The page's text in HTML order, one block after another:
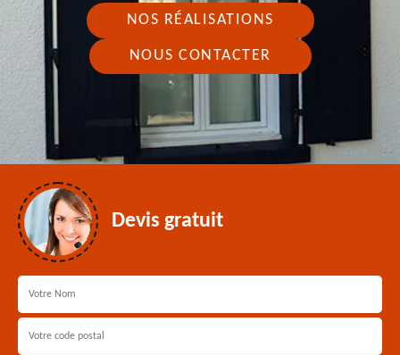
NOS RÉALISATIONS
NOUS CONTACTER
Devis gratuit